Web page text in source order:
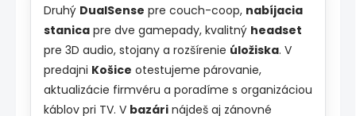
Druhý DualSense pre couch-coop, nabíjacia
stanicapre dve gamepady, kvalitný headset
pre 3D audio, stojany a rozšírenie úložiska. V
predajni Košice otestujeme párovanie,
aktualizácie firmvéru a poradíme s organizáciou
káblov pri TV. V bazárinájdeš aj zánovné